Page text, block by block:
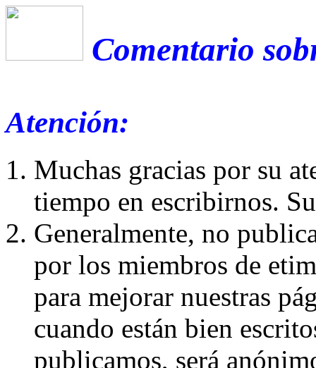
Comentario
Atención:
Muchas gracias por su
tiempo en escribirnos.
Generalmente, no
por los miembros de
para mejorar nuestras
cuando están bien
publicamos, será